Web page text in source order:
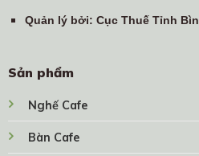
Quản lý bởi: Cục Thuế Tỉnh
Sản phẩm
Nghế Cafe
Bàn Cafe